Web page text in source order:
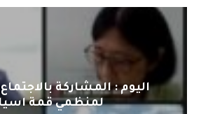
اليوم : المشاركة
لمنظمي قمة